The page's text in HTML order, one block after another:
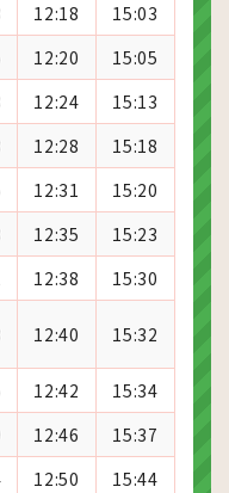
12:18
15:03
12:20
15:05
12:24
15:13
12:28
15:18
12:31
15:20
12:35
15:23
12:38
15:30
12:40 15:32
12:42
15:34
12:46
15:37
12:50
15:44